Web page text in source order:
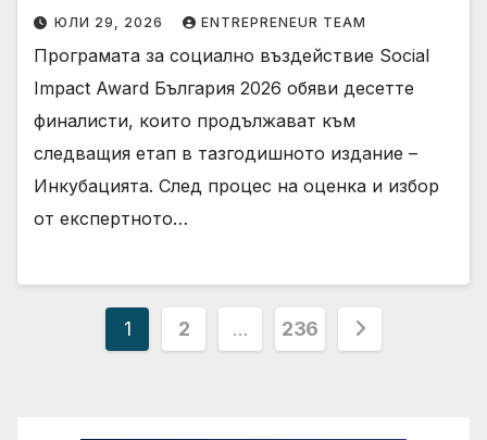
ЮЛИ 29, 2026 ENTREPRENEUR TEAM
Програмата за социално въздействие Social
Impact Award България 2026 обяви десетте
финалисти, които продължават към
следващия етап в тазгодишното издание –
Инкубацията. След процес на оценка и избор
от експертното…
Разделяне
1 2 … 236